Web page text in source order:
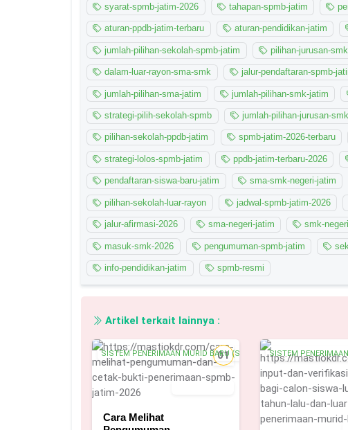
syarat-spmb-jatim-2026 tahapan-spmb-jatim
aturan-ppdb-jatim-terbaru aturan-pendidikan-jatim
jumlah-pilihan-sekolah-spmb-jatim pilihan-jurusan-
dalam-luar-rayon-sma-smk jalur-pendaftaran-spmb-
jumlah-pilihan-sma-jatim jumlah-pilihan-smk-jatim
strategi-pilih-sekolah-spmb jumlah-pilihan-jurusan-
pilihan-sekolah-ppdb-jatim spmb-jatim-2026-terbaru
strategi-lolos-spmb-jatim ppdb-jatim-terbaru-2026
pendaftaran-siswa-baru-jatim sma-smk-negeri-jatim
pilihan-sekolah-luar-rayon jadwal-spmb-jatim-2026
jalur-afirmasi-2026 sma-negeri-jatim smk-
masuk-smk-2026 pengumuman-spmb-jatim
info-pendidikan-jatim spmb-resmi
Artikel terkait lainnya :
01
SISTEM PENERIMAAN MURID BARU (SPMB)
Cara Melihat
SISTEM